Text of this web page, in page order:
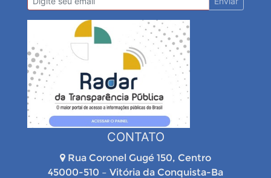
CONTATO
Rua Coronel Gugé 150, Centro
45000-510 – Vitória da Conquista-Ba